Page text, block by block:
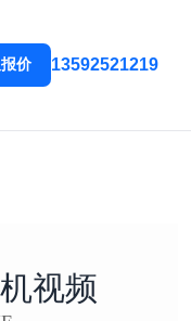
价 13592521219
视频